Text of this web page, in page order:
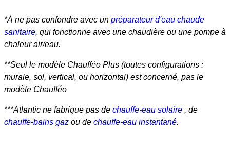
*À ne pas confondre avec un préparateur d'eau chaude
sanitaire, qui fonctionne avec une chaudière ou une pompe à
chaleur air/eau.
**Seul le modèle Chaufféo Plus (toutes configurations :
murale, sol, vertical, ou horizontal) est concerné, pas le
modèle Chaufféo
***Atlantic ne fabrique pas de chauffe-eau solaire , de
chauffe-bains gaz ou de chauffe-eau instantané.